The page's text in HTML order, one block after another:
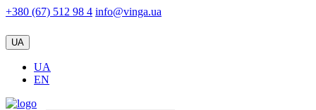
+380 (67) 512 98 4 info@vinga.ua
UA
UA
EN